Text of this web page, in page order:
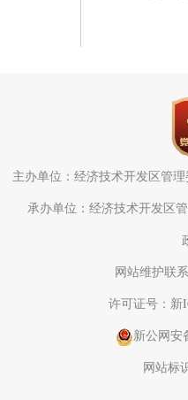
主办单位：经济技术开发区管
承办单位：经济技术开发区
网站维护联
许可证号：新
新公网安
网站标